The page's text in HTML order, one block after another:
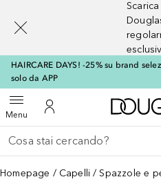
HAIRCARE DAYS! -25% su brand
solo da APP
MenuApri menuAl Mio Account
Torna indietro
Esegui ricerca
Homepage Capelli Spazzole e
[navigation.slideout.screenreader]